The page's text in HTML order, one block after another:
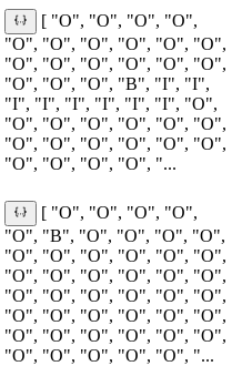
[ "O", "O", "O", "O",
"O", "O", "O", "O", "O", "O",
"O", "O", "O", "O", "O", "O",
"O", "O", "O", "B", "I", "I",
"I", "I", "I", "I", "I", "I", "O",
"O", "O", "O", "O", "O", "O",
"O", "O", "O", "O", "O", "O",
"O", "O", "O", "O", "...
[ "O", "O", "O", "O",
"O", "B", "O", "O", "O", "O",
"O", "O", "O", "O", "O", "O",
"O", "O", "O", "O", "O", "O",
"O", "O", "O", "O", "O", "O",
"O", "O", "O", "O", "O", "O",
"O", "O", "O", "O", "O", "O",
"O", "O", "O", "O", "O", "...